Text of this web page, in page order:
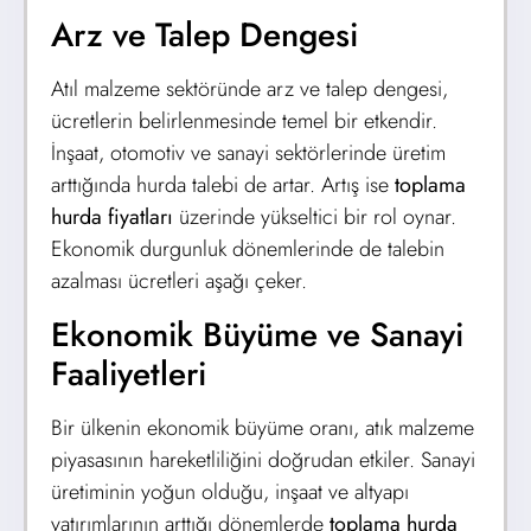
Arz ve Talep Dengesi
Atıl malzeme sektöründe arz ve talep dengesi,
ücretlerin belirlenmesinde temel bir etkendir.
İnşaat, otomotiv ve sanayi sektörlerinde üretim
arttığında hurda talebi de artar. Artış isetoplama
hurda fiyatları üzerinde yükseltici bir rol oynar.
Ekonomik durgunluk dönemlerinde de talebin
azalması ücretleri aşağı çeker.
Ekonomik Büyüme ve Sanayi
Faaliyetleri
Bir ülkenin ekonomik büyüme oranı, atık malzeme
piyasasının hareketliliğini doğrudan etkiler. Sanayi
üretiminin yoğun olduğu, inşaat ve altyapı
yatırımlarının arttığı dönemlerdetoplama hurda